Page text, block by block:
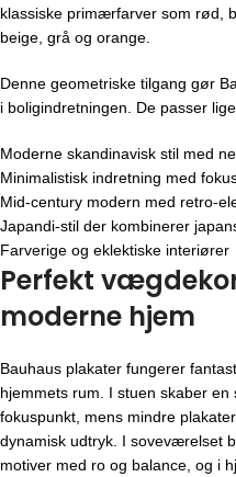
klassiske primærfarver som rød,
beige, grå og orange.
Denne geometriske tilgang gør
i boligindretningen. De passer
Moderne skandinavisk stil med
Minimalistisk indretning med
Mid-century modern med retro-
Japandi-stil der kombinerer
Farverige og eklektiske interiører
Perfekt
moderne hjem
Bauhaus plakater fungerer
hjemmets rum. I stuen skaber
fokuspunkt, mens mindre
dynamisk udtryk. I soveværelset
motiver med ro og balance, og i